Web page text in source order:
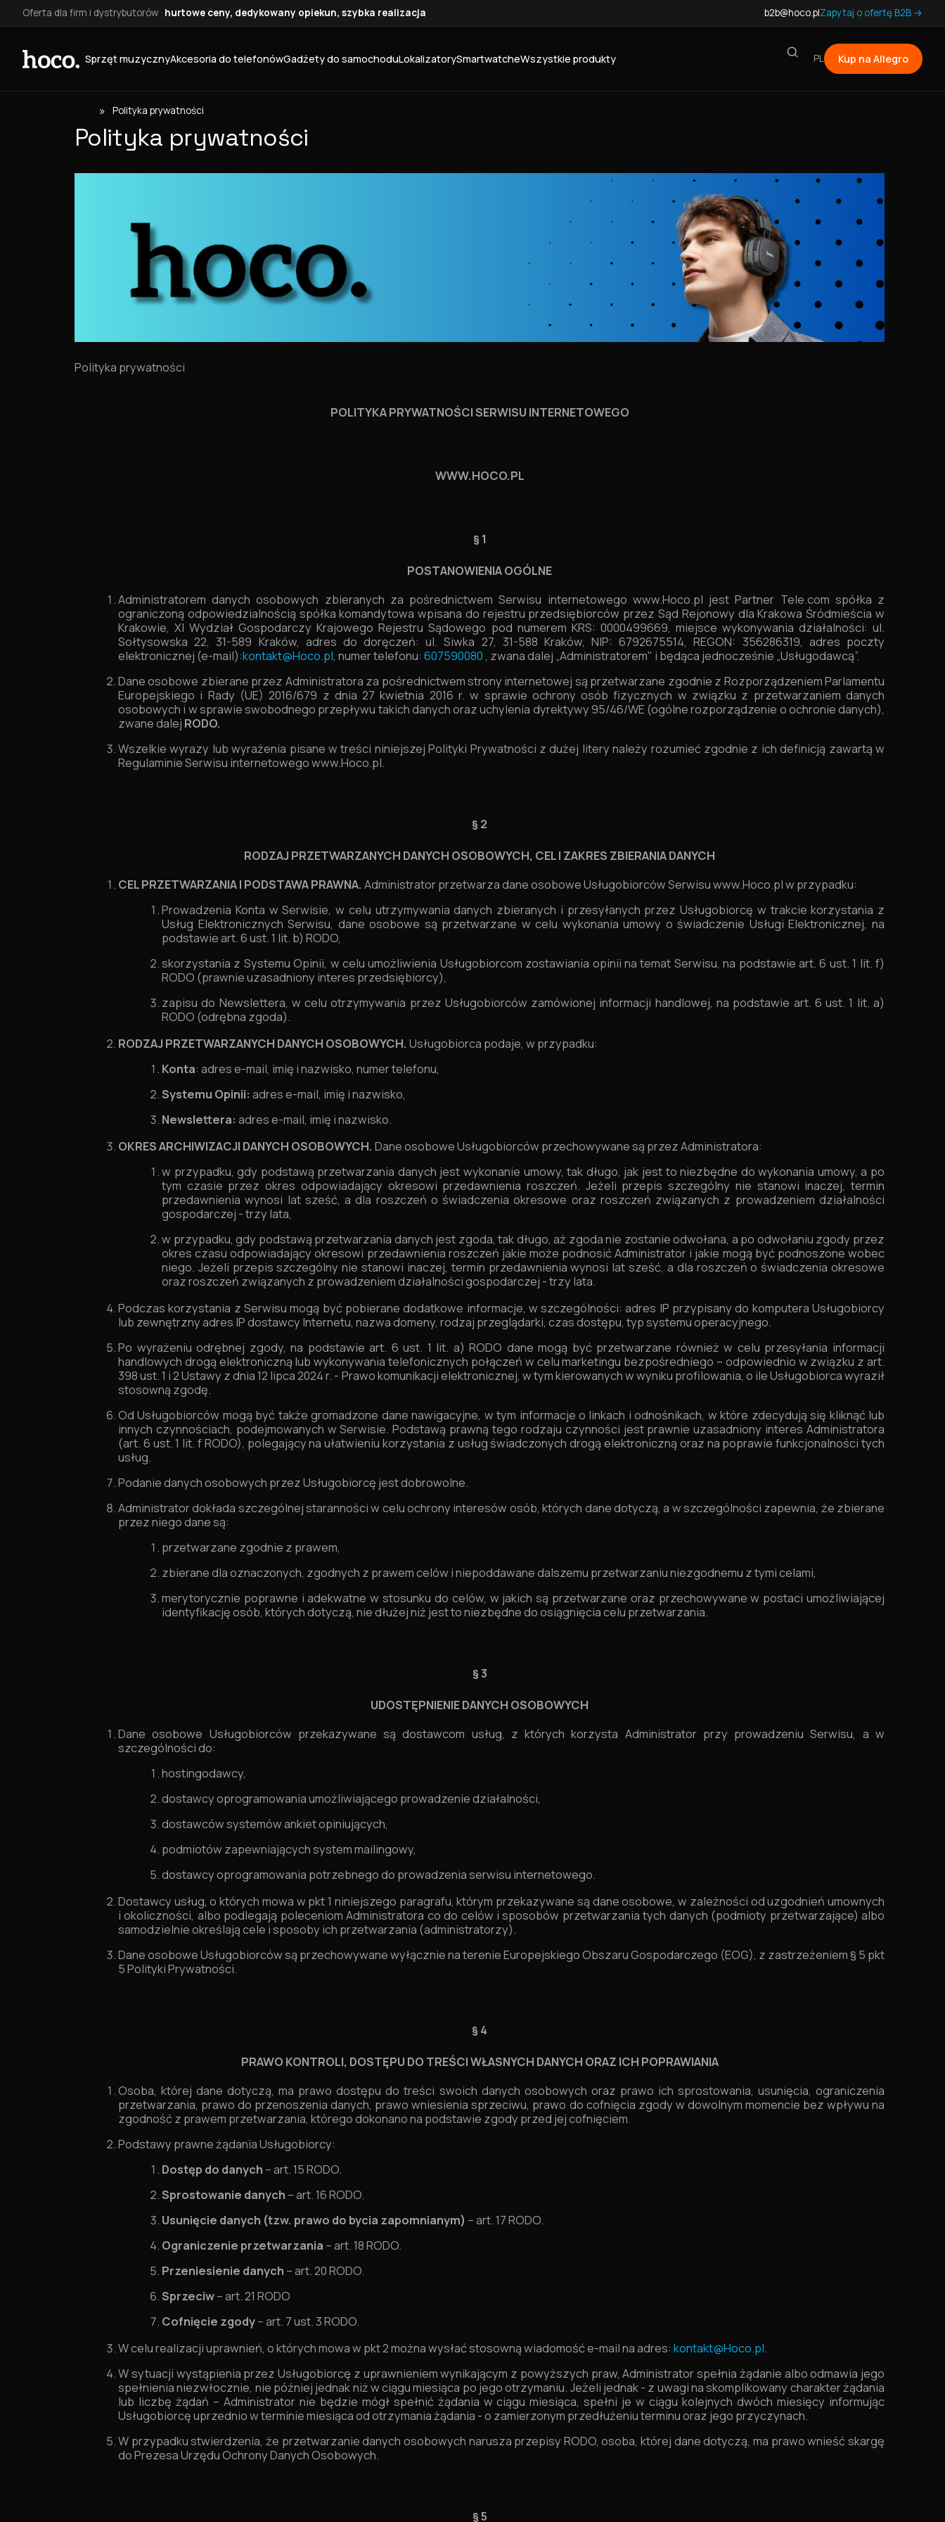
Oferta dla firm i dystrybutorów · hurtowe ceny, dedykowany opiekun, szybka realizacja b2b@hoco.plZapytaj o ofertę B2B →
Sprzęt muzycznyAkcesoria do telefonówGadżety do samochoduLokalizatorySmartwatcheWszystkie produkty PL Kup na Allegro
» Polityka prywatności
Polityka prywatności
Polityka prywatności
POLITYKA PRYWATNOŚCI SERWISU INTERNETOWEGO
WWW.HOCO.PL
§ 1
POSTANOWIENIA OGÓLNE
Administratorem danych osobowych zbieranych za pośrednictwem Serwisu internetowego www.Hoco.pl jestPartner Tele.com spółka z
ograniczoną odpowiedzialnością spółka komandytowa wpisana do rejestru przedsiębiorców przez Sąd Rejonowy dla Krakowa Śródmieścia w
Krakowie, XI Wydział Gospodarczy Krajowego Rejestru Sądowego pod numerem KRS: 0000499669, miejsce wykonywania działalności: ul.
Sołtysowska 22, 31-589 Kraków, adres do doręczeń: ul. Siwka 27, 31-588 Kraków, NIP: 6792675514, REGON: 356286319, adres poczty
elektronicznej (e-mail):kontakt@Hoco.pl, numer telefonu: 607590080, zwana dalej „Administratorem" i będąca jednocześnie „Usługodawcą”.
Dane osobowe zbierane przez Administratora za pośrednictwem strony internetowej są przetwarzane zgodnie z Rozporządzeniem Parlamentu
Europejskiego i Rady (UE) 2016/679 z dnia 27 kwietnia 2016 r. w sprawie ochrony osób fizycznych w związku z przetwarzaniem danych
osobowych i w sprawie swobodnego przepływu takich danych oraz uchylenia dyrektywy 95/46/WE (ogólne rozporządzenie o ochronie danych),
zwane dalej RODO.
Wszelkie wyrazy lub wyrażenia pisane w treści niniejszej Polityki Prywatności z dużej litery należy rozumieć zgodnie z ich definicją zawartą w
Regulaminie Serwisu internetowego www.Hoco.pl.
§ 2
RODZAJ PRZETWARZANYCH DANYCH OSOBOWYCH, CEL I ZAKRES ZBIERANIA DANYCH
CEL PRZETWARZANIA I PODSTAWA PRAWNA. Administrator przetwarza dane osobowe Usługobiorców Serwisu www.Hoco.pl w przypadku:
Prowadzenia Konta w Serwisie, w celu utrzymywania danych zbieranych i przesyłanych przez Usługobiorcę w trakcie korzystania z
Usług Elektronicznych Serwisu, dane osobowe są przetwarzane w celu wykonania umowy o świadczenie Usługi Elektronicznej, na
podstawie art. 6 ust. 1 lit. b) RODO,
skorzystania z Systemu Opinii, w celu umożliwienia Usługobiorcom zostawiania opinii na temat Serwisu,na podstawie art. 6 ust. 1 lit. f)
RODO (prawnie uzasadniony interes przedsiębiorcy),
zapisu do Newslettera, w celu otrzymywania przez Usługobiorców zamówionej informacji handlowej,na podstawie art. 6 ust. 1 lit. a)
RODO (odrębna zgoda).
RODZAJ PRZETWARZANYCH DANYCH OSOBOWYCH. Usługobiorca podaje, w przypadku:
Konta: adres e-mail, imię i nazwisko, numer telefonu,
Systemu Opinii: adres e-mail, imię i nazwisko,
Newslettera: adres e-mail, imię i nazwisko.
OKRES ARCHIWIZACJI DANYCH OSOBOWYCH. Dane osobowe Usługobiorców przechowywane są przez Administratora:
w przypadku, gdy podstawą przetwarzania danych jest wykonanie umowy, tak długo, jak jest to niezbędne do wykonania umowy, a po
tym czasie przez okres odpowiadający okresowi przedawnienia roszczeń. Jeżeli przepis szczególny nie stanowi inaczej, termin
przedawnienia wynosi lat sześć, a dla roszczeń o świadczenia okresowe oraz roszczeń związanych z prowadzeniem działalności
gospodarczej - trzy lata,
w przypadku, gdy podstawą przetwarzania danych jest zgoda, tak długo, aż zgoda nie zostanie odwołana, a po odwołaniu zgody przez
okres czasu odpowiadający okresowi przedawnienia roszczeń jakie może podnosić Administrator i jakie mogą być podnoszone wobec
niego. Jeżeli przepis szczególny nie stanowi inaczej, termin przedawnienia wynosi lat sześć, a dla roszczeń o świadczenia okresowe
oraz roszczeń związanych z prowadzeniem działalności gospodarczej - trzy lata.
Podczas korzystania z Serwisu mogą być pobierane dodatkowe informacje, w szczególności: adres IP przypisany do komputera Usługobiorcy
lub zewnętrzny adres IP dostawcy Internetu, nazwa domeny, rodzaj przeglądarki, czas dostępu, typ systemu operacyjnego.
Po wyrażeniu odrębnej zgody, na podstawie art. 6 ust. 1 lit. a) RODO dane mogą być przetwarzane również w celu przesyłania informacji
handlowych drogą elektroniczną lub wykonywania telefonicznych połączeń w celu marketingu bezpośredniego – odpowiednio w związku z art.
398 ust. 1 i 2 Ustawy z dnia 12 lipca 2024 r. - Prawo komunikacji elektronicznej, w tym kierowanych w wyniku profilowania, o ile Usługobiorca wyraził
stosowną zgodę.
Od Usługobiorców mogą być także gromadzone dane nawigacyjne, w tym informacje o linkach i odnośnikach, w które zdecydują się kliknąć lub
innych czynnościach, podejmowanych w Serwisie. Podstawą prawną tego rodzaju czynności jest prawnie uzasadniony interes Administratora
(art. 6 ust. 1 lit. f RODO), polegający na ułatwieniu korzystania z usług świadczonych drogą elektroniczną oraz na poprawie funkcjonalności tych
usług.
Podanie danych osobowych przez Usługobiorcę jest dobrowolne.
Administrator dokłada szczególnej staranności w celu ochrony interesów osób, których dane dotyczą, a w szczególności zapewnia, że zbierane
przez niego dane są:
przetwarzane zgodnie z prawem,
zbierane dla oznaczonych, zgodnych z prawem celów i niepoddawane dalszemu przetwarzaniu niezgodnemu z tymi celami,
merytorycznie poprawne i adekwatne w stosunku do celów, w jakich są przetwarzane oraz przechowywane w postaci umożliwiającej
identyfikację osób, których dotyczą, nie dłużej niż jest to niezbędne do osiągnięcia celu przetwarzania.
§ 3
UDOSTĘPNIENIE DANYCH OSOBOWYCH
Dane osobowe Usługobiorców przekazywane są dostawcom usług, z których korzysta Administrator przy prowadzeniu Serwisu, a w
szczególności do:
hostingodawcy,
dostawcy oprogramowania umożliwiającego prowadzenie działalności,
dostawców systemów ankiet opiniujących,
podmiotów zapewniających system mailingowy,
dostawcy oprogramowania potrzebnego do prowadzenia serwisu internetowego.
Dostawcy usług, o których mowa w pkt 1 niniejszego paragrafu, którym przekazywane są dane osobowe, w zależności od uzgodnień umownych
i okoliczności, albo podlegają poleceniom Administratora co do celów i sposobów przetwarzania tych danych (podmioty przetwarzające) albo
samodzielnie określają cele i sposoby ich przetwarzania (administratorzy).
Dane osobowe Usługobiorców są przechowywane wyłącznie na terenie Europejskiego Obszaru Gospodarczego (EOG), z zastrzeżeniem § 5 pkt
5 Polityki Prywatności.
§ 4
PRAWO KONTROLI, DOSTĘPU DO TREŚCI WŁASNYCH DANYCH ORAZ ICH POPRAWIANIA
Osoba, której dane dotyczą, ma prawo dostępu do treści swoich danych osobowych oraz prawo ich sprostowania, usunięcia, ograniczenia
przetwarzania, prawo do przenoszenia danych, prawo wniesienia sprzeciwu, prawo do cofnięcia zgody w dowolnym momencie bez wpływu na
zgodność z prawem przetwarzania, którego dokonano na podstawie zgody przed jej cofnięciem.
Podstawy prawne żądania Usługobiorcy:
Dostęp do danych – art. 15 RODO.
Sprostowanie danych – art. 16 RODO.
Usunięcie danych (tzw. prawo do bycia zapomnianym) – art. 17 RODO.
Ograniczenie przetwarzania – art. 18 RODO.
Przeniesienie danych – art. 20 RODO.
Sprzeciw– art. 21 RODO
Cofnięcie zgody– art. 7 ust. 3 RODO.
W celu realizacji uprawnień, o których mowa w pkt 2 można wysłać stosowną wiadomość e-mail na adres: kontakt@Hoco.pl.
W sytuacji wystąpienia przez Usługobiorcę z uprawnieniem wynikającym z powyższych praw, Administrator spełnia żądanie albo odmawia jego
spełnienia niezwłocznie, nie później jednak niż w ciągu miesiąca po jego otrzymaniu. Jeżeli jednak - z uwagi na skomplikowany charakter żądania
lub liczbę żądań – Administrator nie będzie mógł spełnić żądania w ciągu miesiąca, spełni je w ciągu kolejnych dwóch miesięcy informując
Usługobiorcę uprzednio w terminie miesiąca od otrzymania żądania - o zamierzonym przedłużeniu terminu oraz jego przyczynach.
W przypadku stwierdzenia, że przetwarzanie danych osobowych narusza przepisy RODO, osoba, której dane dotyczą, ma prawo wnieść skargę
do Prezesa Urzędu Ochrony Danych Osobowych.
§ 5